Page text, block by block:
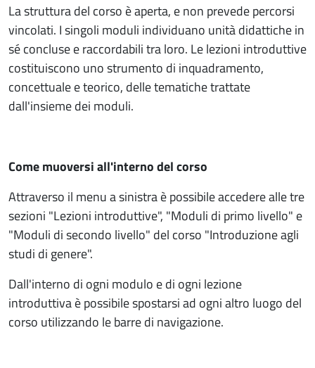
La struttura del corso è aperta, e non prevede percorsi
vincolati. I singoli moduli individuano unità didattiche in
sé concluse e raccordabili tra loro. Le lezioni introduttive
costituiscono uno strumento di inquadramento,
concettuale e teorico, delle tematiche trattate
dall'insieme dei moduli.
Come muoversi all'interno del corso
Attraverso il menu a sinistra è possibile accedere alle tre
sezioni "Lezioni introduttive", "Moduli di primo livello" e
"Moduli di secondo livello" del corso "Introduzione agli
studi di genere".
Dall'interno di ogni modulo e di ogni lezione
introduttiva è possibile spostarsi ad ogni altro luogo del
corso utilizzando le barre di navigazione.